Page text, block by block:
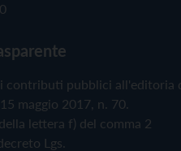
contributi pubblici all'editoria
maggio 2017, n. 70.
lettera f) del comma 2
Lgs.